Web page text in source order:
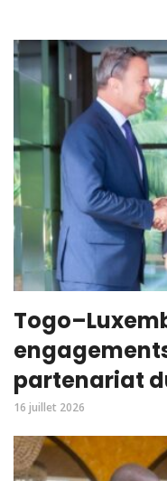
partenariat
16 juillet 2026